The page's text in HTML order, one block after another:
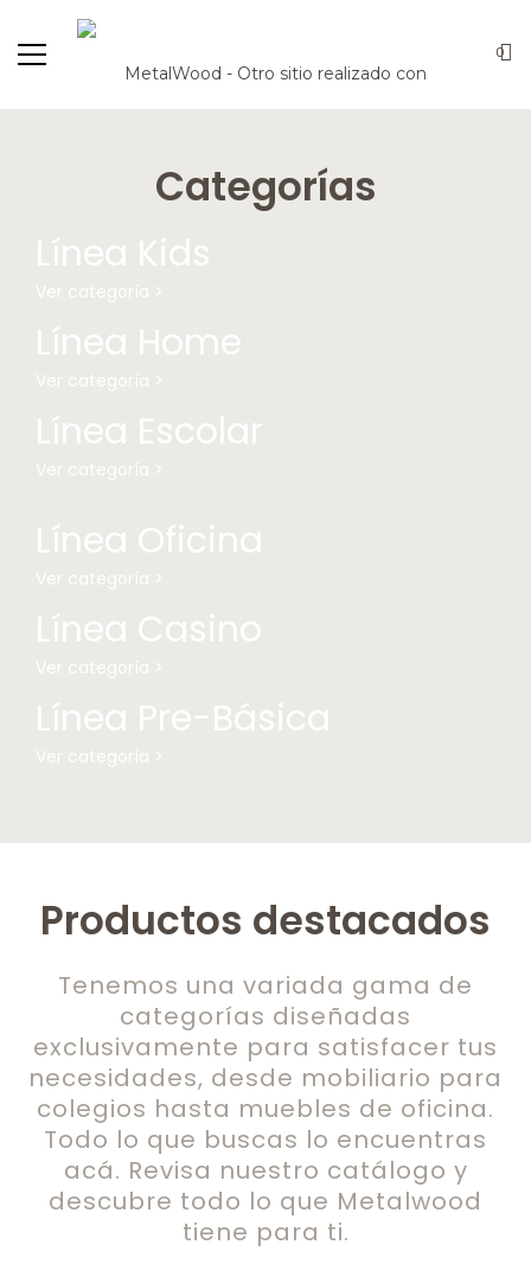
0
Categorías
Línea Kids
Ver categoría >
Línea Home
Ver categoría >
Línea Escolar
Ver categoría >
Línea Oficina
Ver categoría >
Línea Casino
Ver categoría >
Línea Pre-Básica
Ver categoría >
Productos destacados
Tenemos una variada gama de
categorías diseñadas
exclusivamente para satisfacer tus
necesidades, desde mobiliario para
colegios hasta muebles de oficina.
Todo lo que buscas lo encuentras
acá. Revisa nuestro catálogo y
descubre todo lo que Metalwood
tiene para ti.